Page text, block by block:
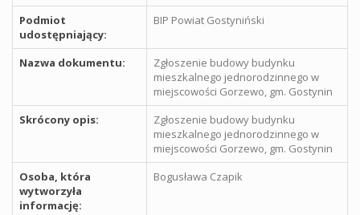
Podmiot
udostępniający:
BIP Powiat Gostyniński
Nazwa dokumentu:
Zgłoszenie budowy budynku
mieszkalnego jednorodzinnego w
miejscowości Gorzewo, gm. Gostynin
Skrócony opis:
Zgłoszenie budowy budynku
mieszkalnego jednorodzinnego w
miejscowości Gorzewo, gm. Gostynin
Osoba, która
wytworzyła
informację:
Bogusława Czapik